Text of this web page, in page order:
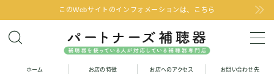
このWebサイトのインフォメーションは、こちら
MENU
ホーム お店の特徴 お店へのアクセス お問い合わせ先